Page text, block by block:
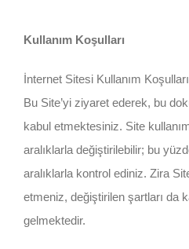
Kullanım Koşulları
İnternet Sitesi Kullanım Koşulları
Bu Site’yi ziyaret ederek, bu
kabul etmektesiniz. Site
aralıklarla değiştirilebilir; bu
aralıklarla kontrol ediniz. Zira
etmeniz, değiştirilen şartları da
gelmektedir.